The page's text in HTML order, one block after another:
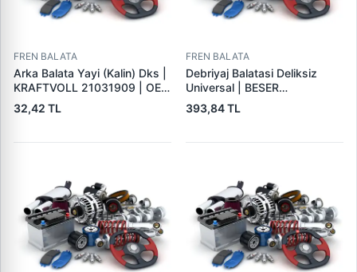
FREN BALATA
Arka Balata Yayi (Kalin) Dks |
KRAFTVOLL 21031909 | OEM
4325184
32,42 TL
FREN BALATA
Debriyaj Balatasi Deliksiz
Universal | BESER
325X200X4
393,84 TL